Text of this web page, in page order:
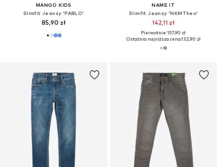
MANGO KIDS
Slimfit Jeansy 'PABLO'
85,90 zł
NAME IT
Slimfit Jeansy 'NKMTheo'
142,11 zł
Pierwotnie: 157,90 zł
Ostatnia najniższa cena:132,90 zł